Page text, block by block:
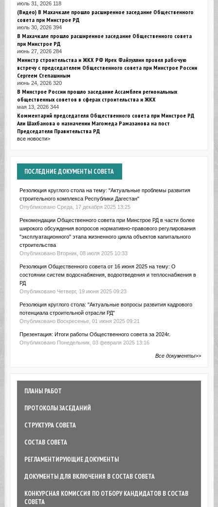
июль 31, 2026 118
(Видео) В Махачкале прошло расширенное заседание Общественного
совета при Минстрое РД
июль 30, 2026 394
В Махачкале прошло расширенное заседание Общественного совета
при Минстрое РД
июнь 27, 2026 284
Министр строительства и ЖКХ РФ Ирек Файзуллин провел рабочую
встречу с председателем Общественного совета при Минстрое России
Сергеем Степашиным
июнь 24, 2026 320
В Минстрое России прошло заседание Ассамблеи региональных
общественных советов в сферах строительства и ЖКХ
мая 13, 2026 344
Комментарий председателя Общественного совета при Минстрое РД
Али Шахбанова о назначении Магомеда Рамазанова на пост
Председателя Правительства РД
все новости>
ПОСЛЕДНИЕДОКУМЕНТЫ СОВЕТА
Резолюция круглого стола на тему: "Актуальные проблемы развития
строительного комплекса Республики Дагестан"
Опубликовано Среда, 17 декабря 2025 13:25
Рекомендации Общественного совета при Минстрое РД в части более
широкого обсуждения вопросов нормативно-правового регулирования
"эксплуатационного" этапа жизненного цикла объектов капитального
строительства
Опубликовано Вторник, 08 июля 2025 10:33
Резолюция Общественного совета от 16 июня 2025 на тему: О
состоянии систем водоснабжения, водоотведения и теплоснабжения в
РД
Опубликовано Четверг, 19 июня 2025 09:23
Резолюция круглого стола: "Актуальные вопросы развития кадрового
потенциала строительной отрасли РД"
Опубликовано Воскресенье, 01 июня 2025 09:21
Презентация: Итоги работы Общественного совета за 2024г.
Опубликовано Понедельник, 03 февраля 2025 13:16
Все документы>>
ПЛАНЫ РАБОТ
ПРОТОКОЛЫ ЗАСЕДАНИЙ
СТРУКТУРА СОВЕТА
СОСТАВ СОВЕТА
РЕГЛАМЕНТИРУЮЩИЕ ДОКУМЕНТЫ
ДОКУМЕНТЫ ДЛЯ ВКЛЮЧЕНИЯ В СОСТАВ СОВЕТА
КОНКУРСНАЯ КОМИССИЯ ПО ОТБОРУ КАНДИДАТОВ В СОСТАВ
СОВЕТА